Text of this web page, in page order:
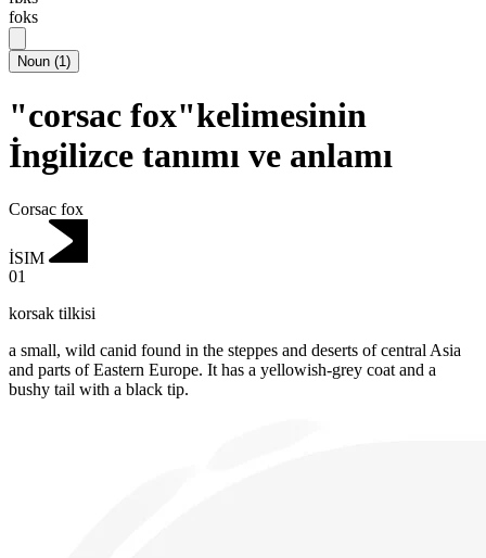
foks
Noun (1)
"corsac fox"kelimesinin
İngilizce tanımı ve anlamı
Corsac fox
İSIM
01
korsak tilkisi
a small, wild canid found in the steppes and deserts of central Asia
and parts of Eastern Europe. It has a yellowish-grey coat and a
bushy tail with a black tip.